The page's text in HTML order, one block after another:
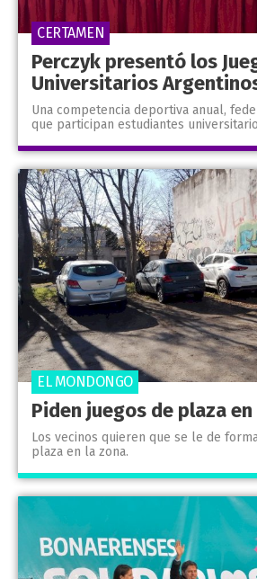
Perczyk presentó los
Universitarios
Una competencia deportiva anual,
que participan estudiantes
CERTAMEN
Piden juegos de plaza en
Los vecinos quieren que se le de
plaza en la zona.
EL MONDONGO